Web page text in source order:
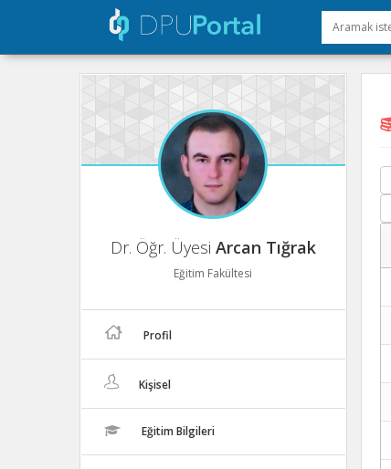
Dr. Öğr. Üyesi Arcan Tığrak
Eğitim Fakültesi
Profil
Kişisel
Eğitim Bilgileri